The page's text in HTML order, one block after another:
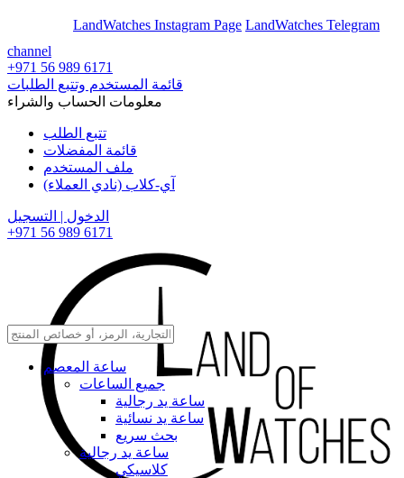
LandWatches Instagram Page LandWatches Telegram
channel
+971 56 989 6171
قائمة المستخدم وتتبع الطلبات
معلومات الحساب والشراء
تتبع الطلب
قائمة المفضلات
ملف المستخدم
آي-كلاب (نادي العملاء)
الدخول | التسجيل
+971 56 989 6171
ساعة المعصم
جميع الساعات
ساعة يد رجالية
ساعة يد نسائية
بحث سريع
ساعة يد رجالية
كلاسيكي